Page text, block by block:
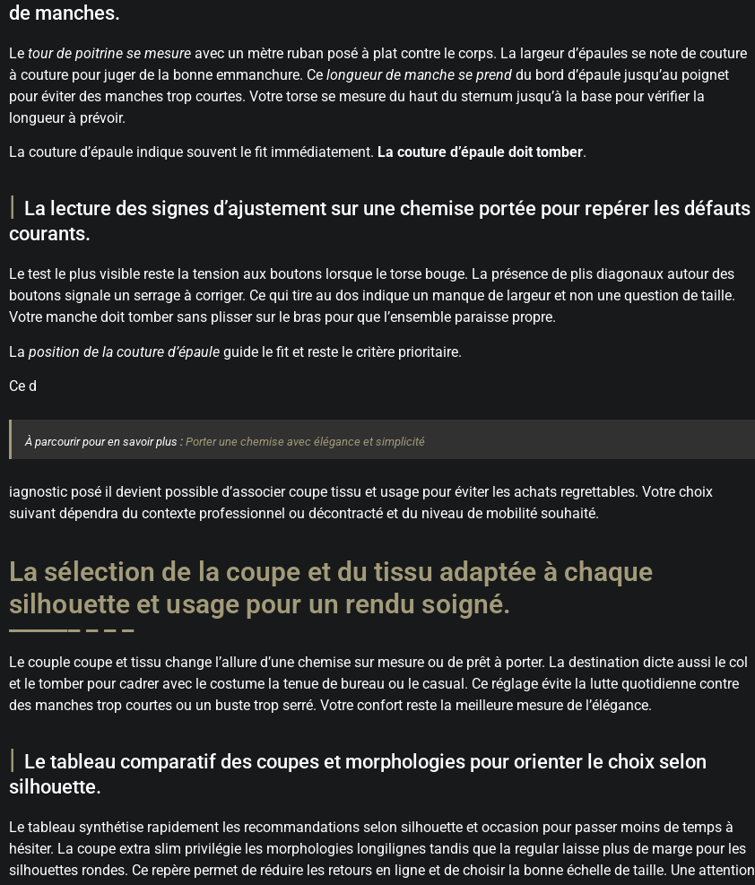
de manches.
Le tour de poitrine se mesure avec un mètre ruban posé à plat contre le corps. La largeur d’épaules se note de couture
à couture pour juger de la bonne emmanchure. Ce longueur de manche se prend du bord d’épaule jusqu’au poignet
pour éviter des manches trop courtes. Votre torse se mesure du haut du sternum jusqu’à la base pour vérifier la
longueur à prévoir.
La couture d’épaule indique souvent le fit immédiatement. La couture d’épaule doit tomber.
La lecture des signes d’ajustement sur une chemise portée pour repérer les défauts
courants.
Le test le plus visible reste la tension aux boutons lorsque le torse bouge. La présence de plis diagonaux autour des
boutons signale un serrage à corriger. Ce qui tire au dos indique un manque de largeur et non une question de taille.
Votre manche doit tomber sans plisser sur le bras pour que l’ensemble paraisse propre.
La position de la couture d’épaule guide le fit et reste le critère prioritaire.
Ce d
À parcourir pour en savoir plus : Porter une chemise avec élégance et simplicité
iagnostic posé il devient possible d’associer coupe tissu et usage pour éviter les achats regrettables. Votre choix
suivant dépendra du contexte professionnel ou décontracté et du niveau de mobilité souhaité.
La sélection de la coupe et du tissu adaptée à chaque
silhouette et usage pour un rendu soigné.
Le couple coupe et tissu change l’allure d’une chemise sur mesure ou de prêt à porter. La destination dicte aussi le col
et le tomber pour cadrer avec le costume la tenue de bureau ou le casual. Ce réglage évite la lutte quotidienne contre
des manches trop courtes ou un buste trop serré. Votre confort reste la meilleure mesure de l’élégance.
Le tableau comparatif des coupes et morphologies pour orienter le choix selon
silhouette.
Le tableau synthétise rapidement les recommandations selon silhouette et occasion pour passer moins de temps à
hésiter. La coupe extra slim privilégie les morphologies longilignes tandis que la regular laisse plus de marge pour les
silhouettes rondes. Ce repère permet de réduire les retours en ligne et de choisir la bonne échelle de taille. Une attention